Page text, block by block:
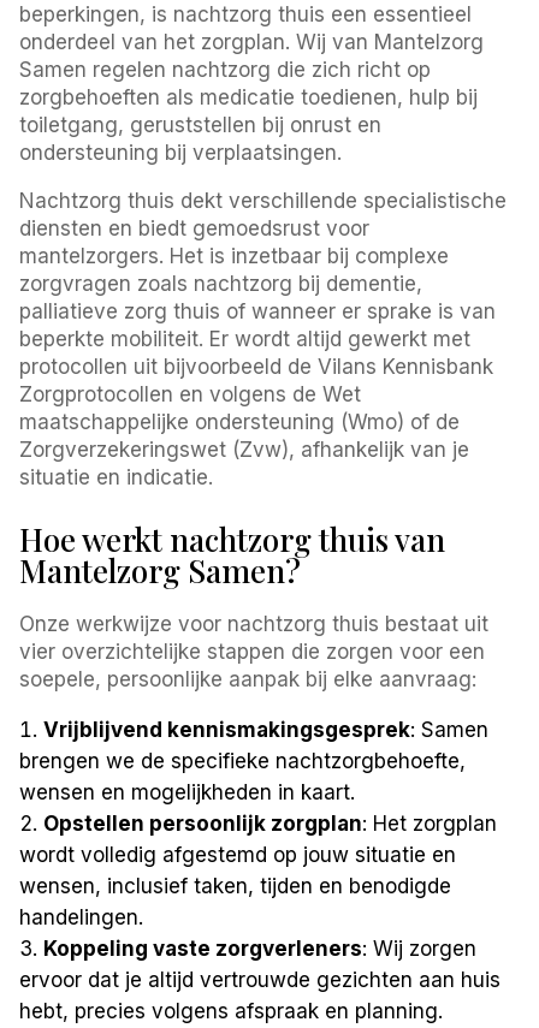
beperkingen, is nachtzorg thuis een essentieel
onderdeel van het zorgplan. Wij van Mantelzorg
Samen regelen nachtzorg die zich richt op
zorgbehoeften als medicatie toedienen, hulp bij
toiletgang, geruststellen bij onrust en
ondersteuning bij verplaatsingen.
Nachtzorg thuis dekt verschillende specialistische
diensten en biedt gemoedsrust voor
mantelzorgers. Het is inzetbaar bij complexe
zorgvragen zoals nachtzorg bij dementie,
palliatieve zorg thuis of wanneer er sprake is van
beperkte mobiliteit. Er wordt altijd gewerkt met
protocollen uit bijvoorbeeld de Vilans Kennisbank
Zorgprotocollen en volgens de Wet
maatschappelijke ondersteuning (Wmo) of de
Zorgverzekeringswet (Zvw), afhankelijk van je
situatie en indicatie.
Hoe werkt nachtzorg thuis van
Mantelzorg Samen?
Onze werkwijze voor nachtzorg thuis bestaat uit
vier overzichtelijke stappen die zorgen voor een
soepele, persoonlijke aanpak bij elke aanvraag:
Vrijblijvend kennismakingsgesprek: Samen
brengen we de specifieke nachtzorgbehoefte,
wensen en mogelijkheden in kaart.
Opstellen persoonlijk zorgplan: Het zorgplan
wordt volledig afgestemd op jouw situatie en
wensen, inclusief taken, tijden en benodigde
handelingen.
Koppeling vaste zorgverleners: Wij zorgen
ervoor dat je altijd vertrouwde gezichten aan huis
hebt, precies volgens afspraak en planning.